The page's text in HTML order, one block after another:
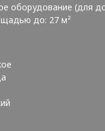
оборудование (для
до: 27 м²